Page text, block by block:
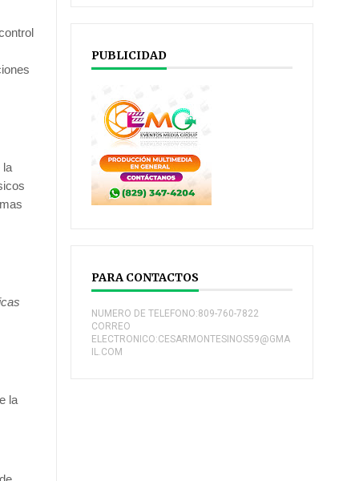
la
la
PUBLICIDAD
PARA CONTACTOS
NUMERO DE TELEFONO:809-760-7822
CORREO
ELECTRONICO:CESARMONTESINOS59@GMA
IL.COM